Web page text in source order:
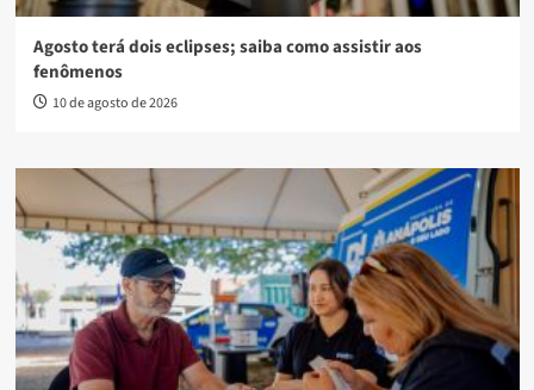
Agosto terá dois eclipses; saiba como assistir aos
fenômenos
10 de agosto de 2026